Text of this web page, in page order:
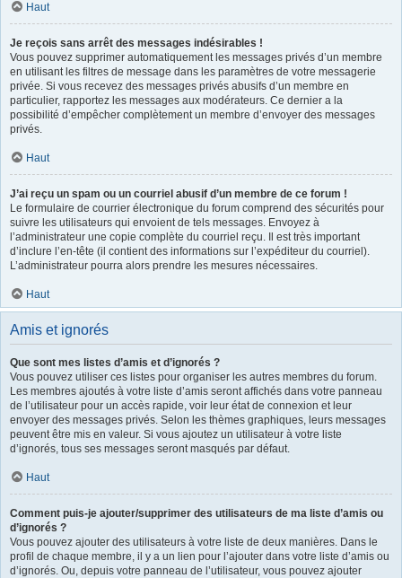
Haut
Je reçois sans arrêt des messages indésirables !
Vous pouvez supprimer automatiquement les messages privés d’un membre
en utilisant les filtres de message dans les paramètres de votre messagerie
privée. Si vous recevez des messages privés abusifs d’un membre en
particulier, rapportez les messages aux modérateurs. Ce dernier a la
possibilité d’empêcher complètement un membre d’envoyer des messages
privés.
Haut
J’ai reçu un spam ou un courriel abusif d’un membre de ce forum !
Le formulaire de courrier électronique du forum comprend des sécurités pour
suivre les utilisateurs qui envoient de tels messages. Envoyez à
l’administrateur une copie complète du courriel reçu. Il est très important
d’inclure l’en-tête (il contient des informations sur l’expéditeur du courriel).
L’administrateur pourra alors prendre les mesures nécessaires.
Haut
Amis et ignorés
Que sont mes listes d’amis et d’ignorés ?
Vous pouvez utiliser ces listes pour organiser les autres membres du forum.
Les membres ajoutés à votre liste d’amis seront affichés dans votre panneau
de l’utilisateur pour un accès rapide, voir leur état de connexion et leur
envoyer des messages privés. Selon les thèmes graphiques, leurs messages
peuvent être mis en valeur. Si vous ajoutez un utilisateur à votre liste
d’ignorés, tous ses messages seront masqués par défaut.
Haut
Comment puis-je ajouter/supprimer des utilisateurs de ma liste d’amis ou
d’ignorés ?
Vous pouvez ajouter des utilisateurs à votre liste de deux manières. Dans le
profil de chaque membre, il y a un lien pour l’ajouter dans votre liste d’amis ou
d’ignorés. Ou, depuis votre panneau de l’utilisateur, vous pouvez ajouter